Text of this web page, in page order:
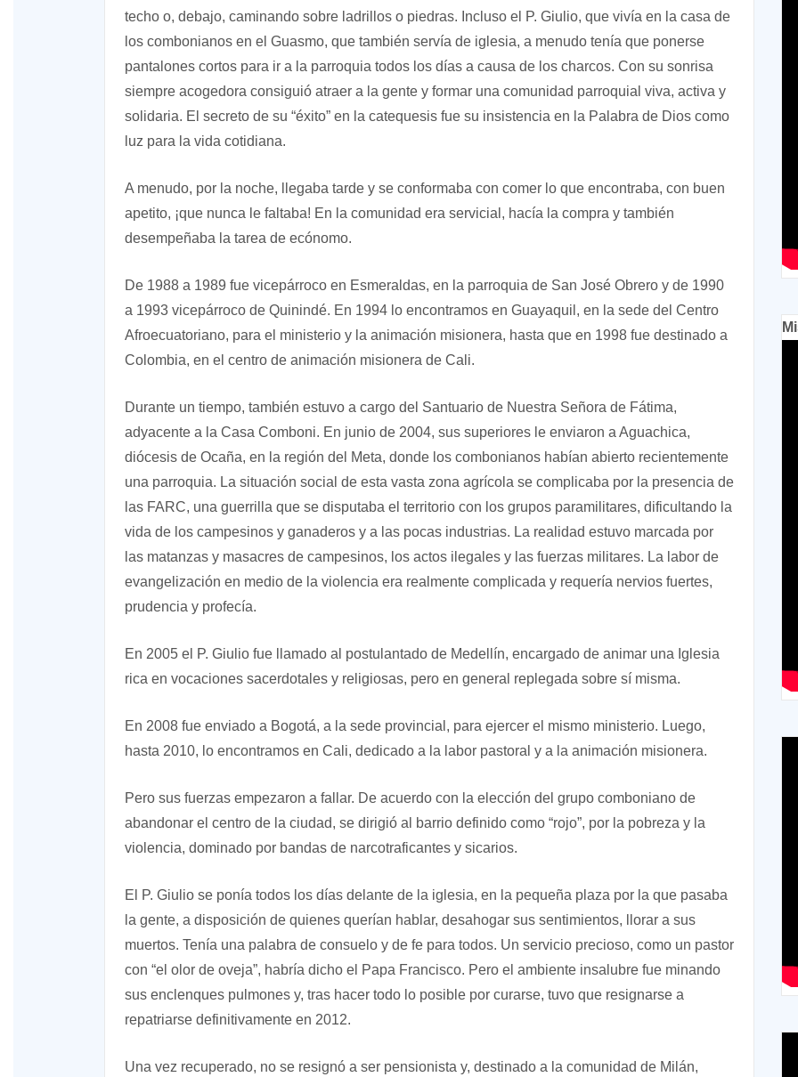
techo o, debajo, caminando sobre ladrillos o piedras. Incluso el P. Giulio, que vivía en la casa de
los combonianos en el Guasmo, que también servía de iglesia, a menudo tenía que ponerse
pantalones cortos para ir a la parroquia todos los días a causa de los charcos. Con su sonrisa
siempre acogedora consiguió atraer a la gente y formar una comunidad parroquial viva, activa y
solidaria. El secreto de su “éxito” en la catequesis fue su insistencia en la Palabra de Dios como
luz para la vida cotidiana.
A menudo, por la noche, llegaba tarde y se conformaba con comer lo que encontraba, con buen
apetito, ¡que nunca le faltaba! En la comunidad era servicial, hacía la compra y también
desempeñaba la tarea de ecónomo.
De 1988 a 1989 fue vicepárroco en Esmeraldas, en la parroquia de San José Obrero y de 1990
a 1993 vicepárroco de Quinindé. En 1994 lo encontramos en Guayaquil, en la sede del Centro
Afroecuatoriano, para el ministerio y la animación misionera, hasta que en 1998 fue destinado a
Colombia, en el centro de animación misionera de Cali.
Durante un tiempo, también estuvo a cargo del Santuario de Nuestra Señora de Fátima,
adyacente a la Casa Comboni. En junio de 2004, sus superiores le enviaron a Aguachica,
diócesis de Ocaña, en la región del Meta, donde los combonianos habían abierto recientemente
una parroquia. La situación social de esta vasta zona agrícola se complicaba por la presencia de
las FARC, una guerrilla que se disputaba el territorio con los grupos paramilitares, dificultando la
vida de los campesinos y ganaderos y a las pocas industrias. La realidad estuvo marcada por
las matanzas y masacres de campesinos, los actos ilegales y las fuerzas militares. La labor de
evangelización en medio de la violencia era realmente complicada y requería nervios fuertes,
prudencia y profecía.
En 2005 el P. Giulio fue llamado al postulantado de Medellín, encargado de animar una Iglesia
rica en vocaciones sacerdotales y religiosas, pero en general replegada sobre sí misma.
En 2008 fue enviado a Bogotá, a la sede provincial, para ejercer el mismo ministerio. Luego,
hasta 2010, lo encontramos en Cali, dedicado a la labor pastoral y a la animación misionera.
Pero sus fuerzas empezaron a fallar. De acuerdo con la elección del grupo comboniano de
abandonar el centro de la ciudad, se dirigió al barrio definido como “rojo”, por la pobreza y la
violencia, dominado por bandas de narcotraficantes y sicarios.
El P. Giulio se ponía todos los días delante de la iglesia, en la pequeña plaza por la que pasaba
la gente, a disposición de quienes querían hablar, desahogar sus sentimientos, llorar a sus
muertos. Tenía una palabra de consuelo y de fe para todos. Un servicio precioso, como un pastor
con “el olor de oveja”, habría dicho el Papa Francisco. Pero el ambiente insalubre fue minando
sus enclenques pulmones y, tras hacer todo lo posible por curarse, tuvo que resignarse a
repatriarse definitivamente en 2012.
Una vez recuperado, no se resignó a ser pensionista y, destinado a la comunidad de Milán,